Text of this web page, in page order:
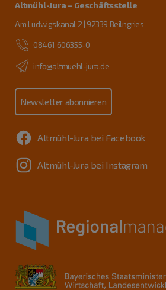
Altmühl-Jura – Geschäftsstelle
Am Ludwigskanal 2 | 92339 Beilngries
08461 606355-0
info@altmuehl-jura.de
Newsletter abonnieren
Altmühl-Jura bei Facebook
Altmühl-Jura bei Instagram